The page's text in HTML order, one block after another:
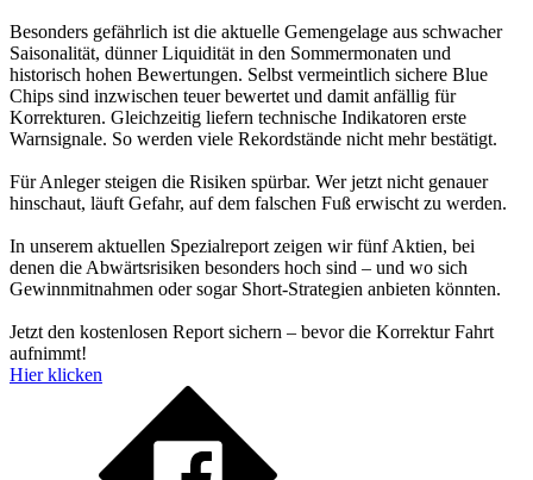
Besonders gefährlich ist die aktuelle Gemengelage aus schwacher
Saisonalität, dünner Liquidität in den Sommermonaten und
historisch hohen Bewertungen. Selbst vermeintlich sichere Blue
Chips sind inzwischen teuer bewertet und damit anfällig für
Korrekturen. Gleichzeitig liefern technische Indikatoren erste
Warnsignale. So werden viele Rekordstände nicht mehr bestätigt.
Für Anleger steigen die Risiken spürbar. Wer jetzt nicht genauer
hinschaut, läuft Gefahr, auf dem falschen Fuß erwischt zu werden.
In unserem aktuellen Spezialreport zeigen wir fünf Aktien, bei
denen die Abwärtsrisiken besonders hoch sind – und wo sich
Gewinnmitnahmen oder sogar Short-Strategien anbieten könnten.
Jetzt den kostenlosen Report sichern – bevor die Korrektur Fahrt
aufnimmt!
Hier klicken